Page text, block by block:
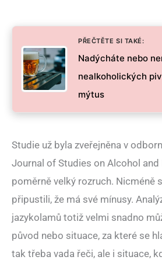
PŘEČTĚTE SI TAKÉ:
Nadýcháte nebo
nealkoholických
mýtus
Studie už byla zveřejněna v
Journal of Studies on Alcohol and
poměrně velký rozruch. Nicméně
připustili, že má své mínusy.
jazykolamů totiž velmi snadno
původ nebo situace, za které se
tak třeba vada řeči, ale i situace,